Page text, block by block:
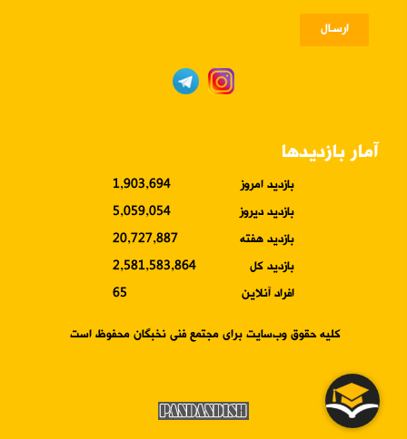
ارسـال
آمار بازدیدها
بازدید امروز
1,903,694
بازدید دیروز
5,059,054
بازدید هفته
20,727,887
بازدید کل
2,581,583,864
افراد آنلاین
65
کلیه حقوق وب‌سایت برای مجتمع فنی نخبگان محفوظ است